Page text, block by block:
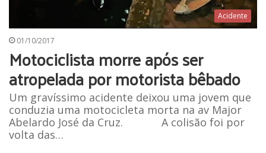
Acidente
01/10/2017
Motociclista morre após ser
atropelada por motorista bêbado
Um gravíssimo acidente deixou uma jovem que
conduzia uma motocicleta morta na av Major
Abelardo José da Cruz. A colisão foi por
volta das…